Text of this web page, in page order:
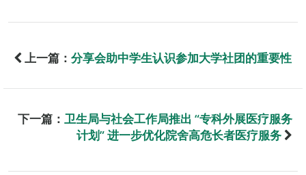
上一篇： 分享会助中学生认识参加大学社团的重要性
下一篇： 卫生局与社会工作局推出 “专科外展医疗服务
计划” 进一步优化院舍高危长者医疗服务